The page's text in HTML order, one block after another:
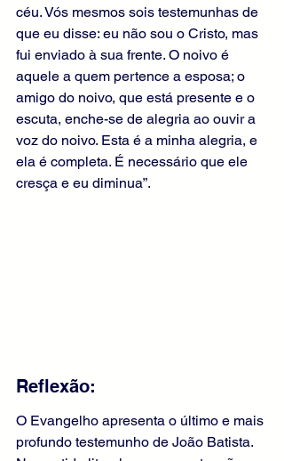
céu. Vós mesmos sois testemunhas de
que eu disse: eu não sou o Cristo, mas
fui enviado à sua frente. O noivo é
aquele a quem pertence a esposa; o
amigo do noivo, que está presente e o
escuta, enche-se de alegria ao ouvir a
voz do noivo. Esta é a minha alegria, e
ela é completa. É necessário que ele
cresça e eu diminua”.
Reflexão:
O Evangelho apresenta o último e mais
profundo testemunho de João Batista.